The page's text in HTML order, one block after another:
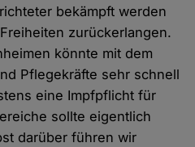
bekämpft werden
zurückerlangen.
könnte mit dem
Pflegekräfte sehr schnell
eine Impfpflicht für
sollte eigentlich
darüber führen wir